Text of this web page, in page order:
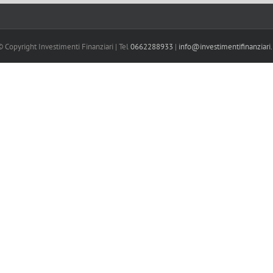
Copyright Investimenti Finanziari | Tel0662288933 |